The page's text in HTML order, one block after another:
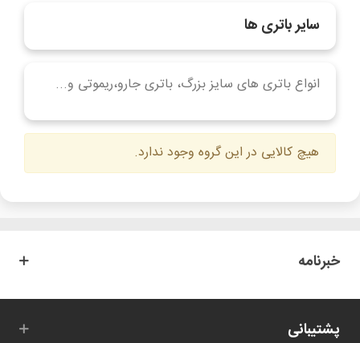
سایر باتری ها
انواع باتری های سایز بزرگ، باتری جارو،ریموتی و...
ادامه مطلب
هیچ کالایی در این گروه وجود ندارد.
خبرنامه
پشتیبانی